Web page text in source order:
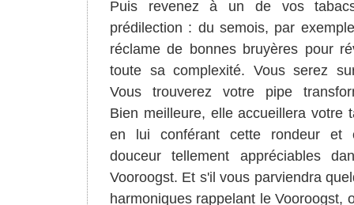
Puis revenez à un de vos
prédilection : du semois, par
réclame de bonnes bruyères pour
toute sa complexité. Vous serez
Vous trouverez votre pipe
Bien meilleure, elle accueillera votre
en lui conférant cette rondeur et
douceur tellement appréciables
Vooroogst. Et s'il vous parviendra
harmoniques rappelant le Vooroogst,